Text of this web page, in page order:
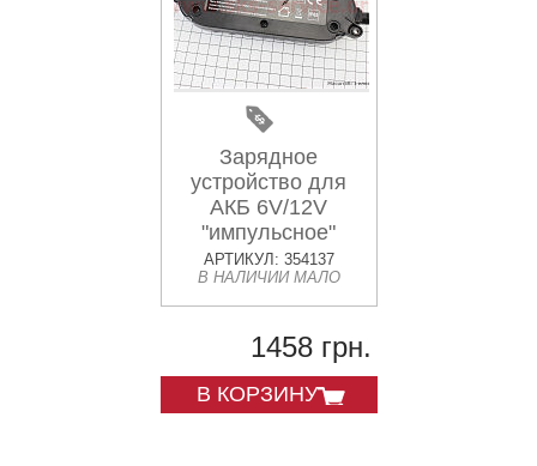
Зарядное
устройство для
АКБ 6V/12V
"импульсное"
АРТИКУЛ: 354137
В НАЛИЧИИ МАЛО
1458 грн.
В КОРЗИНУ